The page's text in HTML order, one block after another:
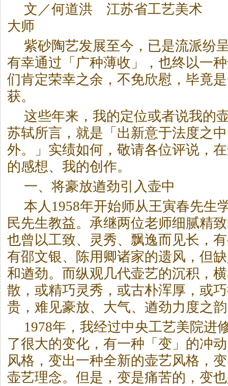
文／何道洪 江苏省工艺美术
大师
紫砂陶艺发展至今，已是流派纷
有幸通过「广种薄收」，也终以一
们肯定荣幸之余，不免欣慰，毕竟
获。
这些年来，我的定位或者说我的
苏轼所言，就是「出新意于法度之
外。」实绩如何，敬请各位评说，
的感想、我的创作。
一、将豪放遒劲引入壶中
本人1958年开始师从王寅春先生
民先生教益。承继两位老师细腻精
也曾以工致、灵秀、飘逸而见长，
有邵文银、陈用卿诸家的遗风，但
和遒劲。而纵观几代壶艺的沉积，
散，或精巧灵秀，或古朴浑厚，或
贵，难见豪放、大气、遒劲力度之
1978年，我经过中央工艺美院进
了很大的变化，有一种「变」的冲
风格，变出一种全新的壶艺风格，
壶艺理念。但是，变是痛苦的，变